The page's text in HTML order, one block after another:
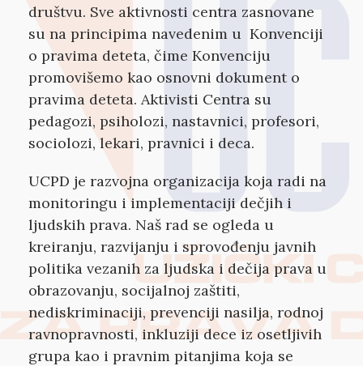
društvu. Sve aktivnosti centra zasnovane
su na principima navedenim u Konvenciji
o pravima deteta, čime Konvenciju
promovišemo kao osnovni dokument o
pravima deteta. Aktivisti Centra su
pedagozi, psiholozi, nastavnici, profesori,
sociolozi, lekari, pravnici i deca.
UCPD je razvojna organizacija koja radi na
monitoringu i implementaciji dečjih i
ljudskih prava. Naš rad se ogleda u
kreiranju, razvijanju i sprovođenju javnih
politika vezanih za ljudska i dečija prava u
obrazovanju, socijalnoj zaštiti,
nediskriminaciji, prevenciji nasilja, rodnoj
ravnopravnosti, inkluziji dece iz osetljivih
grupa kao i pravnim pitanjima koja se